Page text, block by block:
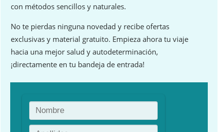
con métodos sencillos y naturales.
No te pierdas ninguna novedad y recibe ofertas
exclusivas y material gratuito. Empieza ahora tu viaje
hacia una mejor salud y autodeterminación,
¡directamente en tu bandeja de entrada!